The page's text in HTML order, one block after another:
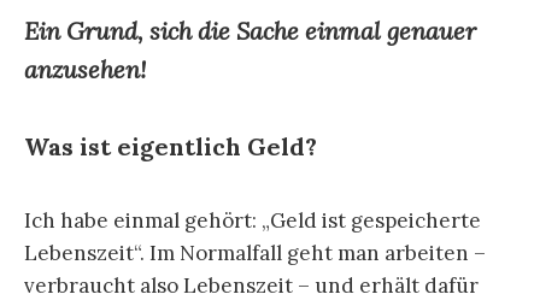
Ein Grund, sich die Sache einmal genauer
anzusehen!
Was ist eigentlich Geld?
Ich habe einmal gehört: „Geld ist gespeicherte
Lebenszeit“. Im Normalfall geht man arbeiten –
verbraucht also Lebenszeit – und erhält dafür